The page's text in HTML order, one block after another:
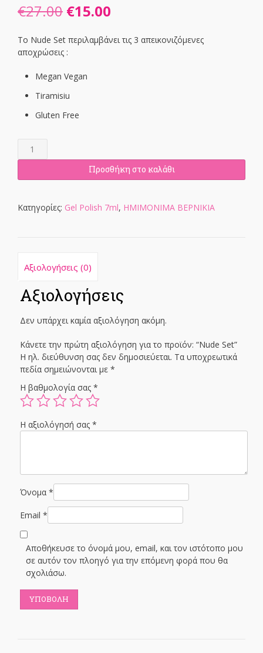
€27.00 Original
price
was:
€27.00.
€15.00
Το Nude Set περιλαμβάνει τις 3 απεικονιζόμενες
αποχρώσεις :
Megan Vegan
Tiramisiu
Gluten Free
Nude
Set
Προσθήκη στο καλάθι
Κατηγορίες: Gel Polish 7ml, ΗΜΙΜΟΝΙΜΑ ΒΕΡΝΙΚΙΑ
Αξιολογήσεις (0)
Αξιολογήσεις
Δεν υπάρχει καμία αξιολόγηση ακόμη.
Κάνετε την πρώτη αξιολόγηση για το προϊόν: “Nude Set”
Η ηλ. διεύθυνση σας δεν δημοσιεύεται. Τα υποχρεωτικά
πεδία σημειώνονται με *
Η βαθμολογία σας *
Η αξιολόγησή σας *
Όνομα *
Email *
Αποθήκευσε το όνομά μου, email, και τον ιστότοπο μου
σε αυτόν τον πλοηγό για την επόμενη φορά που θα
σχολιάσω.